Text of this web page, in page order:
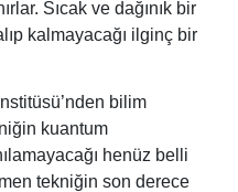
Sıcak ve dağınık bir
kalmayacağı ilginç bir
bilim
kuantum
henüz belli
tekniğin son derece